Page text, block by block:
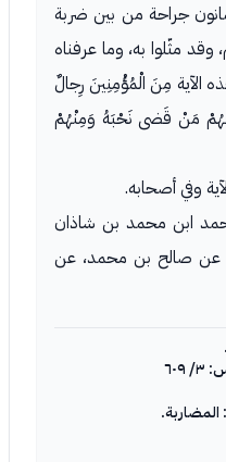
جراحة من بين ضربة
مثّلوا به، وما عرفناه
الآية مِنَ الْمُؤْمِنِينَ رِجالٌ
مَنْ قَضى نَحْبَهُ وَمِنْهُمْ
وفي أصحابه.
ابن محمد بن شاذان
عن صالح بن محمد، عن